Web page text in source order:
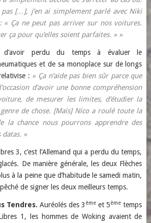
pas […], j’en ai simplement parlé avec Niki
« Ça ne peut pas arriver sur nos voitures.
ça pour qu’elles soient parfaites. » »
d’avoir perdu du temps à évaluer le
et de sa monoplace sur de longs
: « Ça n’aide pas bien sûr parce que
d’avoir une bonne compréhension
de mesurer les limites, d’étudier la
de chose. [Mais] Nico a roulé toute la
la chance nous pourrons apprendre des
datas. »
3, c’est l’Allemand qui a perdu du temps,
De manière générale, les deux Flèches
à la peine que d’habitude le samedi matin,
de signer les deux meilleurs temps.
Tendres. Auréolés des 3 ème et 5ème temps
1, les hommes de Woking avaient de